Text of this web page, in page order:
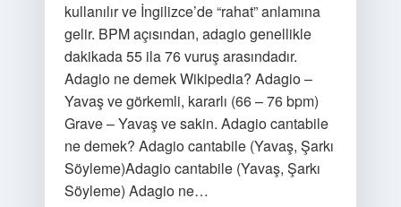
kullanılır ve İngilizce’de “rahat” anlamına
gelir. BPM açısından, adagio genellikle
dakikada 55 ila 76 vuruş arasındadır.
Adagio ne demek Wikipedia? Adagio –
Yavaş ve görkemli, kararlı (66 – 76 bpm)
Grave – Yavaş ve sakin. Adagio cantabile
ne demek? Adagio cantabile (Yavaş, Şarkı
Söyleme)Adagio cantabile (Yavaş, Şarkı
Söyleme) Adagio ne…